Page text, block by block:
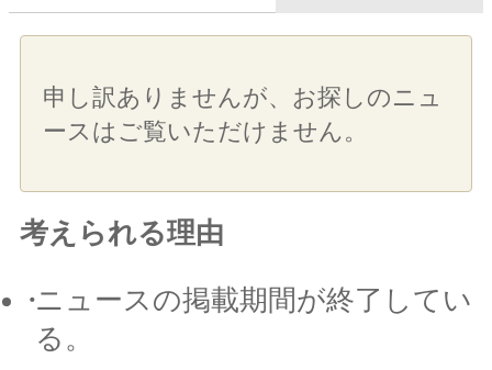
申し訳ありませんが、お探しのニュ
ースはご覧いただけません。
考えられる理由
ニュースの掲載期間が終了してい
る。